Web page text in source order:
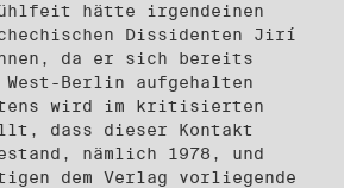
hätte irgendeinen
Dissidenten Jirí
da er sich bereits
West-Berlin aufgehalten
wird im kritisierten
dass dieser Kontakt
nämlich 1978, und
dem Verlag vorliegende